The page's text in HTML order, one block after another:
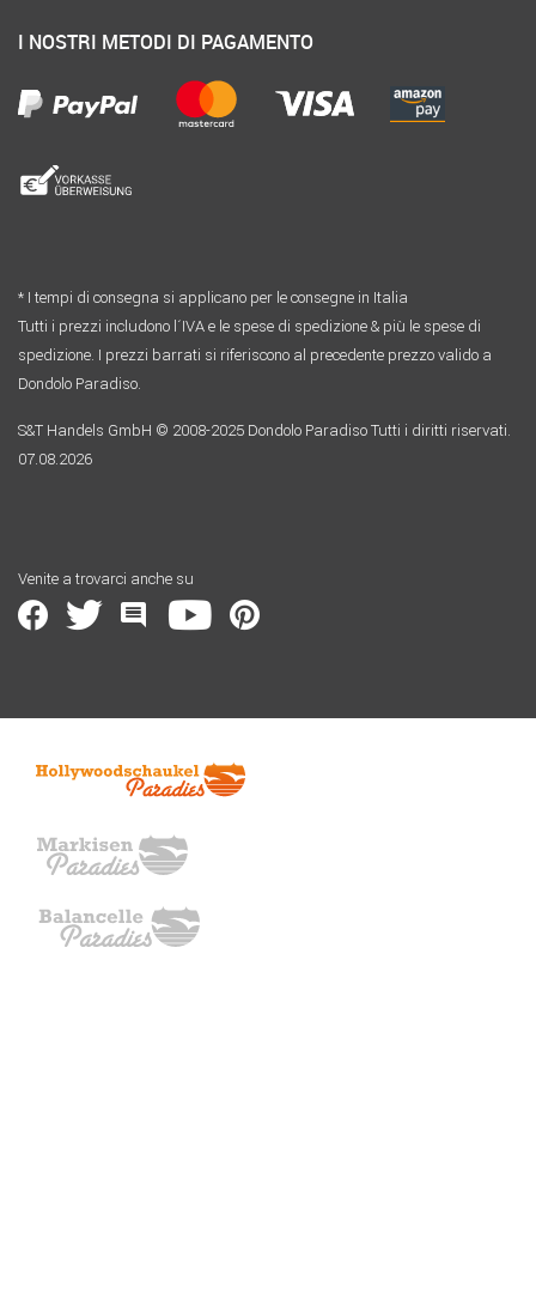
I NOSTRI METODI DI PAGAMENTO
* I tempi di consegna si applicano per le consegne in Italia
Tutti i prezzi includono l´IVA e le spese di spedizione & più le spese di
spedizione. I prezzi barrati si riferiscono al precedente prezzo valido a
Dondolo Paradiso.
S&T Handels GmbH © 2008-2025 Dondolo Paradiso Tutti i diritti riservati.
07.08.2026
Venite a trovarci anche su